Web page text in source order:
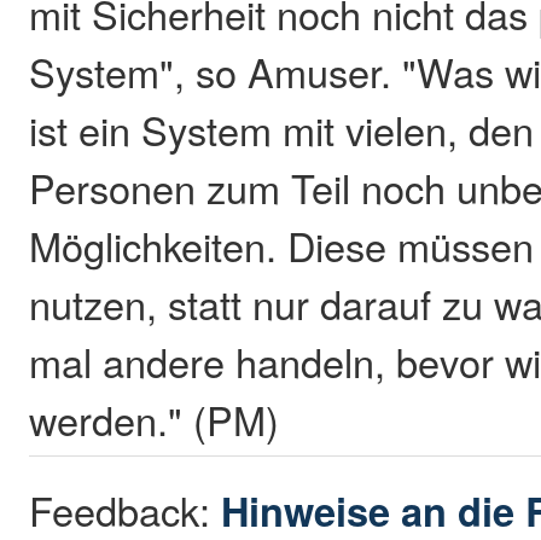
mit Sicherheit noch nicht
System", so Amuser. "Was
ist ein System mit vielen,
Personen zum Teil noch
Möglichkeiten. Diese
nutzen, statt nur darauf zu
mal andere handeln, bevor
werden." (PM)
Feedback: Hinweise an die